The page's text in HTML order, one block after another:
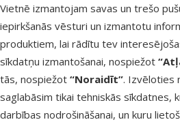
Vietnē izmantojam savas un trešo
iepirkšanās vēsturi un izmantotu
produktiem, lai rādītu tev
sīkdatņu izmantošanai, nospiežot
tās, nospiežot “Noraidīt”. Izvēloties
saglabāsim tikai tehniskās sīkdatnes,
darbības nodrošināšanai, un kuru
Kokosa šķiedras
Kokosrieksts
Koks
Korķis
Mākslīgs